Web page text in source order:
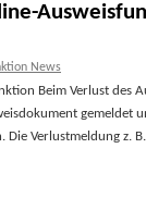
News
Beim Verlust des
gemeldet
Verlustmeldung z.